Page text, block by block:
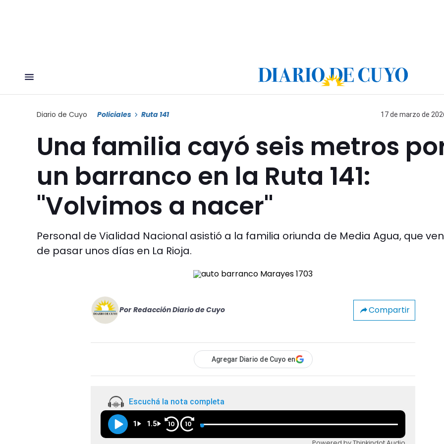
Diario de Cuyo Policiales Ruta 141 17 de marzo de
Una familia cayó seis metros
un barranco en la Ruta 141:
"Volvimos a nacer"
Personal de Vialidad Nacional asistió a la familia oriunda de Media Agua, que
de pasar unos días en La Rioja.
Por Redacción Diario de Cuyo Compartir
Agregar Diario de Cuyo en
Escuchá la nota completa
1 1.5 10 10